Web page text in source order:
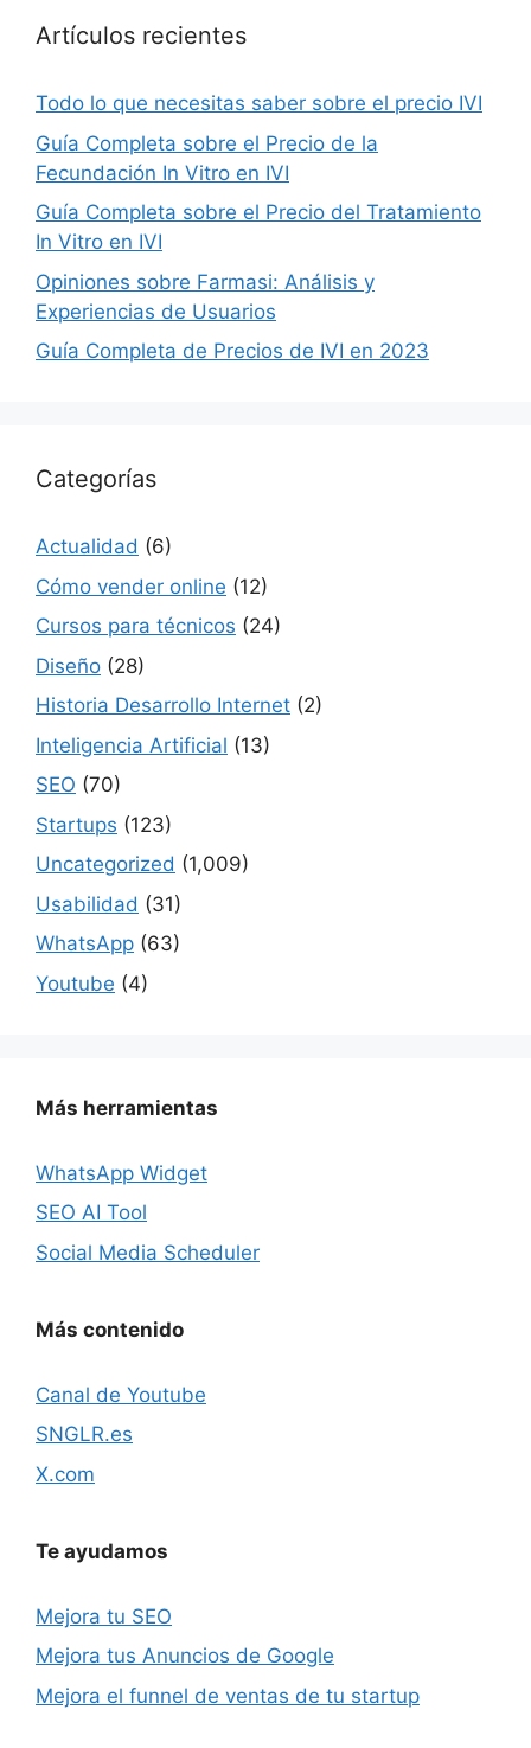
Artículos recientes
Todo lo que necesitas saber sobre el precio IVI
Guía Completa sobre el Precio de la
Fecundación In Vitro en IVI
Guía Completa sobre el Precio del Tratamiento
In Vitro en IVI
Opiniones sobre Farmasi: Análisis y
Experiencias de Usuarios
Guía Completa de Precios de IVI en 2023
Categorías
Actualidad (6)
Cómo vender online (12)
Cursos para técnicos (24)
Diseño (28)
Historia Desarrollo Internet (2)
Inteligencia Artificial (13)
SEO (70)
Startups (123)
Uncategorized (1,009)
Usabilidad (31)
WhatsApp (63)
Youtube (4)
Más herramientas
WhatsApp Widget
SEO AI Tool
Social Media Scheduler
Más contenido
Canal de Youtube
SNGLR.es
X.com
Te ayudamos
Mejora tu SEO
Mejora tus Anuncios de Google
Mejora el funnel de ventas de tu startup